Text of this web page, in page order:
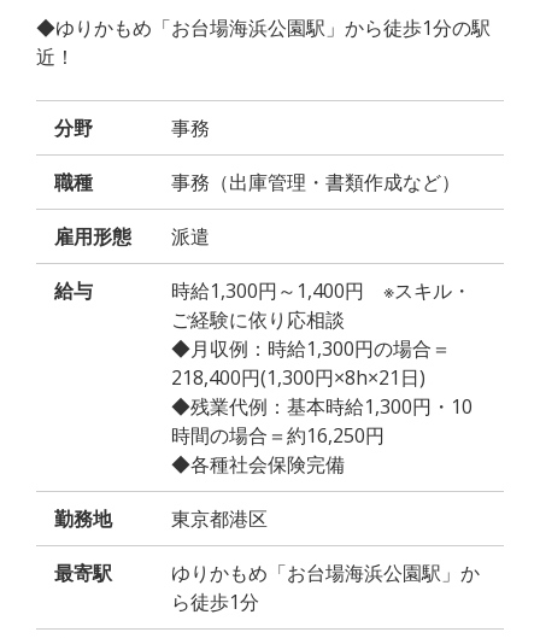
◆ゆりかもめ「お台場海浜公園駅」から徒歩1分の駅
近！
分野 事務
職種 事務（出庫管理・書類作成など）
雇用形態 派遣
給与
時給1,300円～1,400円 ※スキル・
ご経験に依り応相談
◆月収例：時給1,300円の場合＝
218,400円(1,300円×8h×21日)
◆残業代例：基本時給1,300円・10
時間の場合＝約16,250円
◆各種社会保険完備
勤務地 東京都港区
最寄駅
ゆりかもめ「お台場海浜公園駅」か
ら徒歩1分